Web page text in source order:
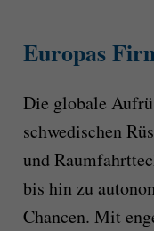
Europas
Die globale
schwedischen
und
bis hin zu
Chancen. Mit